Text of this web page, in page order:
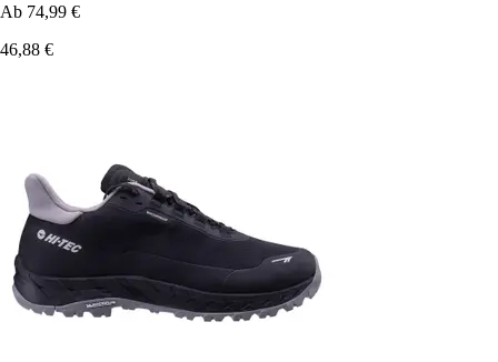
Ab 74,99 €
46,88 €